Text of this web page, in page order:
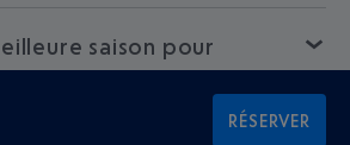
RÉSERVER
saison pour